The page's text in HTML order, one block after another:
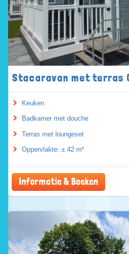
Stacaravan met terras
Keuken
Badkamer met douche
Terras met loungeset
Oppervlakte: ± 42 m²
Informatie & Boeken